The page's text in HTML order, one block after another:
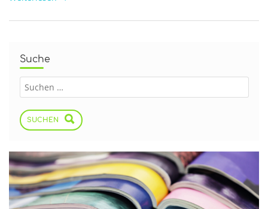
Suche
SUCHEN